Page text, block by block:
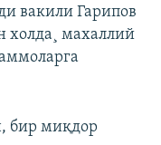
вакили Гарипов
холда¸ махаллий
бир миқдор